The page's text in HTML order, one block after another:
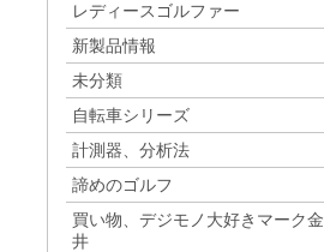
レディースゴルファー
新製品情報
未分類
自転車シリーズ
計測器、分析法
諦めのゴルフ
買い物、デジモノ大好きマーク金
井